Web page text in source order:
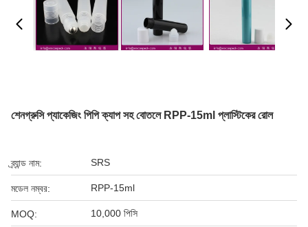
শেনগ্রুসি প্যাকেজিং পিপি ক্যাপ সহ বোতলে RPP-15ml প্লাস্টিকের রোল
ব্র্যান্ড নাম: SRS
মডেল নম্বর: RPP-15ml
MOQ: 10,000 পিসি